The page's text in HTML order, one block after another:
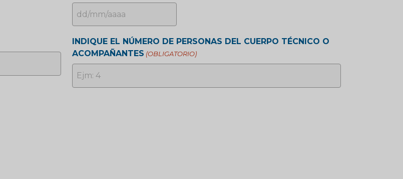
DD
MM
barra
AAAA
INDIQUE EL NÚMERO DE PERSONAS DEL CUERPO TÉCNICO O
ACOMPAÑANTES (OBLIGATORIO)